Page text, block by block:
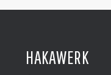
HAKAWERK